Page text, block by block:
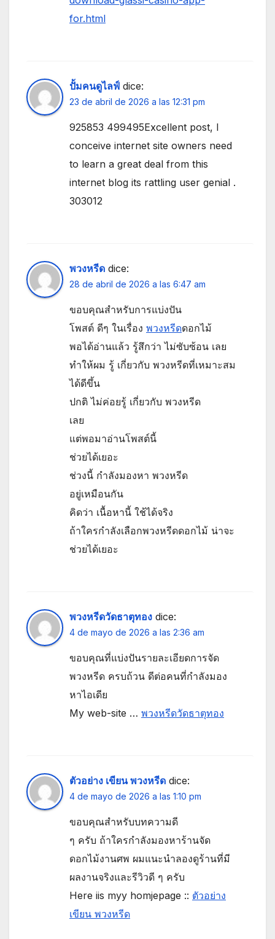
for.html
ปั้มคนดูไลฟ์ dice:
23 de abril de 2026 a las 12:31 pm
925853 499495Excellent post, I
conceive internet site owners need
to learn a great deal from this
internet blog its rattling user genial .
303012
พวงหรีด dice:
28 de abril de 2026 a las 6:47 am
ขอบคุณสำหรับการแบ่งปัน
โพสต์ ดีๆ ในเรื่อง พวงหรีดดอกไม้
พอได้อ่านแล้ว รู้สึกว่า ไม่ซับซ้อน เลย
ทำให้ผม รู้ เกี่ยวกับ พวงหรีดที่เหมาะสม
ได้ดีขึ้น
ปกติ ไม่ค่อยรู้ เกี่ยวกับ พวงหรีด
เลย
แต่พอมาอ่านโพสต์นี้
ช่วยได้เยอะ
ช่วงนี้ กำลังมองหา พวงหรีด
อยู่เหมือนกัน
คิดว่า เนื้อหานี้ ใช้ได้จริง
ถ้าใครกำลังเลือกพวงหรีดดอกไม้ น่าจะ
ช่วยได้เยอะ
พวงหรีดวัดธาตุทอง dice:
4 de mayo de 2026 a las 2:36 am
ขอบคุณที่แบ่งปันรายละเอียดการจัด
พวงหรีด ครบถ้วน ดีต่อคนที่กำลังมอง
หาไอเดีย
My web-site … พวงหรีดวัดธาตุทอง
ตัวอย่าง เขียน พวงหรีด dice:
4 de mayo de 2026 a las 1:10 pm
ขอบคุณสำหรับบทความดี
ๆ ครับ ถ้าใครกำลังมองหาร้านจัด
ดอกไม้งานศพ ผมแนะนำลองดูร้านที่มี
ผลงานจริงและรีวิวดี ๆ ครับ
Here iis myy homjepage :: ตัวอย่าง
เขียน พวงหรีด